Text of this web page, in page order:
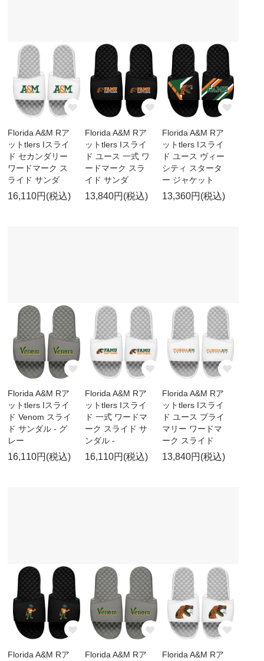
Florida A&M Rア
ットtlers Iスライ
ド セカンダリー
ワードマーク ス
ライド サンダ
16,110円(税込)
Florida A&M Rア
ットtlers Iスライ
ド ユース 一式 ワ
ードマーク スラ
イド サンダ
13,840円(税込)
Florida A&M Rア
ットtlers Iスライ
ド ユース ヴィー
シティ スタータ
ー ジャケット
13,360円(税込)
Florida A&M Rア
ットtlers Iスライ
ド Venom スライ
ド サンダル - グ
レー
16,110円(税込)
Florida A&M Rア
ットtlers Iスライ
ド 一式 ワードマ
ーク スライド サ
ンダル -
16,110円(税込)
Florida A&M Rア
ットtlers Iスライ
ド ユース プライ
マリー ワードマ
ーク スライド
13,840円(税込)
Florida A&M Rア
Florida A&M Rア
Florida A&M Rア